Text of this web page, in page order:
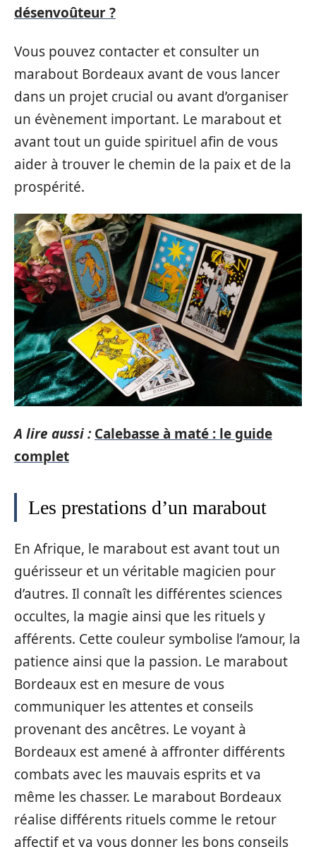
désenvoûteur ?
Vous pouvez contacter et consulter un
marabout Bordeaux avant de vous lancer
dans un projet crucial ou avant d’organiser
un évènement important. Le marabout et
avant tout un guide spirituel afin de vous
aider à trouver le chemin de la paix et de la
prospérité.
A lire aussi : Calebasse à maté : le guide
complet
Les prestations d’un marabout
En Afrique, le marabout est avant tout un
guérisseur et un véritable magicien pour
d’autres. Il connaît les différentes sciences
occultes, la magie ainsi que les rituels y
afférents. Cette couleur symbolise l’amour, la
patience ainsi que la passion. Le marabout
Bordeaux est en mesure de vous
communiquer les attentes et conseils
provenant des ancêtres. Le voyant à
Bordeaux est amené à affronter différents
combats avec les mauvais esprits et va
même les chasser. Le marabout Bordeaux
réalise différents rituels comme le retour
affectif et va vous donner les bons conseils